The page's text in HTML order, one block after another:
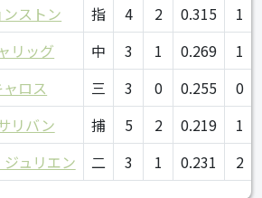
ンストン 指 4 2 0.315
1
リッグ 中 3 1 0.269
1
ロス 三 3 0 0.255
0
リバン 捕 5 2 0.219
1
ュリエン 二 3 1 0.231 2